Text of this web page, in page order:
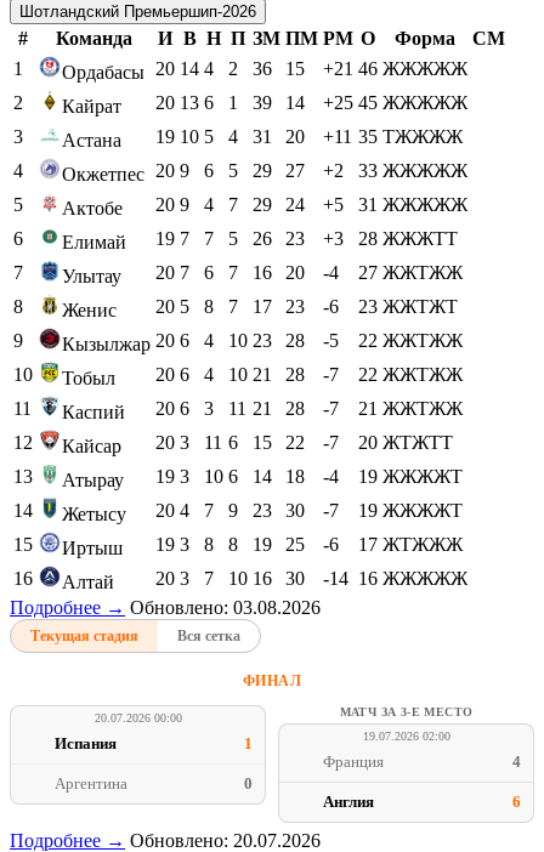
Шотландский Премьершип-2026
# Команда И В Н П ЗМ ПМ РМ О Форма
СМ
1
Ордабасы 20 14 4 2 36 15 +21 46 ЖЖЖЖЖ
2
Кайрат 20 13 6 1 39 14 +25 45 ЖЖЖЖЖ
3
Астана 19 10 5 4 31 20 +11 35 ТЖЖЖЖ
4
Окжетпес 20 9 6 5 29 27 +2 33 ЖЖЖЖЖ
5
Актобе 20 9 4 7 29 24 +5 31 ЖЖЖЖЖ
6
Елимай 19 7 7 5 26 23 +3 28 ЖЖЖТТ
7
Улытау 20 7 6 7 16 20 -4 27 ЖЖТЖЖ
8
Женис 20 5 8 7 17 23 -6 23 ЖЖТЖТ
9
Кызылжар 20 6 4 10 23 28 -5 22 ЖЖТЖЖ
10
Тобыл 20 6 4 10 21 28 -7 22 ЖЖТЖЖ
11
Каспий 20 6 3 11 21 28 -7 21 ЖЖТЖЖ
12
Кайсар 20 3 11 6 15 22 -7 20 ЖТЖТТ
13
Атырау 19 3 10 6 14 18 -4 19 ЖЖЖЖТ
14
Жетысу 20 4 7 9 23 30 -7 19 ЖЖЖЖТ
15
Иртыш 19 3 8 8 19 25 -6 17 ЖТЖЖЖ
16
Алтай 20 3 7 10 16 30 -14 16 ЖЖЖЖЖ
Подробнее → Обновлено: 03.08.2026
Текущая стадия Вся сетка
ФИНАЛ
20.07.2026 00:00
Испания 1
Аргентина 0
МАТЧ ЗА 3-Е МЕСТО
19.07.2026 02:00
Франция 4
Англия 6
Подробнее → Обновлено: 20.07.2026